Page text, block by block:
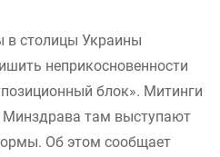
в столицы Украины
неприкосновенности
блок». Митинги
Минздрава там выступают
Об этом сообщает